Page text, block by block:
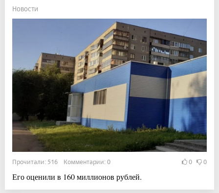
Новости
Прочитали: 516 Комментарии: 0 0 0
Его оценили в 160 миллионов рублей.